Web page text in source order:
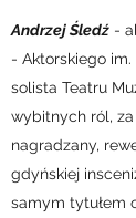
Andrzej Śledź -
- Aktorskiego im.
solista Teatru
wybitnych ról,
nagradzany,
gdyńskiej
samym tytułem